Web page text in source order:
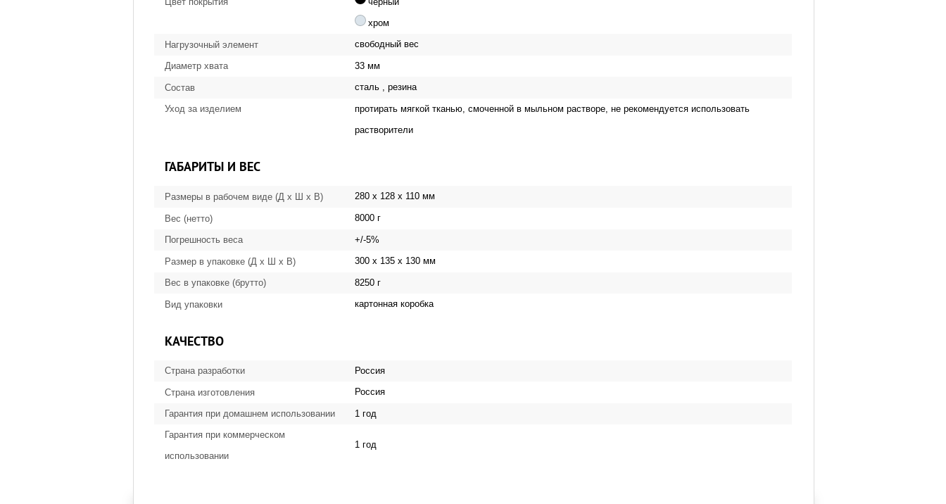
хром
Нагрузочный элемент свободный вес
Диаметр хвата 33 мм
Состав сталь , резина
Уход за изделием протирать мягкой тканью, смоченной в мыльном растворе, не рекомендуется использовать
растворители
ГАБАРИТЫ И ВЕС
Размеры в рабочем виде (Д х Ш х В) 280 х 128 х 110 мм
Вес (нетто) 8000 г
Погрешность веса +/-5%
Размер в упаковке (Д х Ш х В) 300 x 135 x 130 мм
Вес в упаковке (брутто) 8250 г
Вид упаковки картонная коробка
КАЧЕСТВО
Страна разработки Россия
Страна изготовления Россия
Гарантия при домашнем использовании 1 год
Гарантия при коммерческом
использовании
1 год